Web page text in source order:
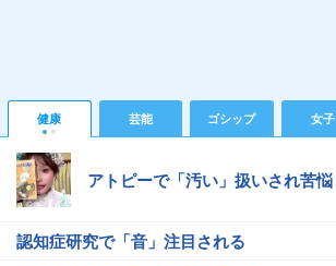
健康 芸能 ゴシップ 女子
アトピーで「汚い」扱いされ苦悩
認知症研究で「音」注目される